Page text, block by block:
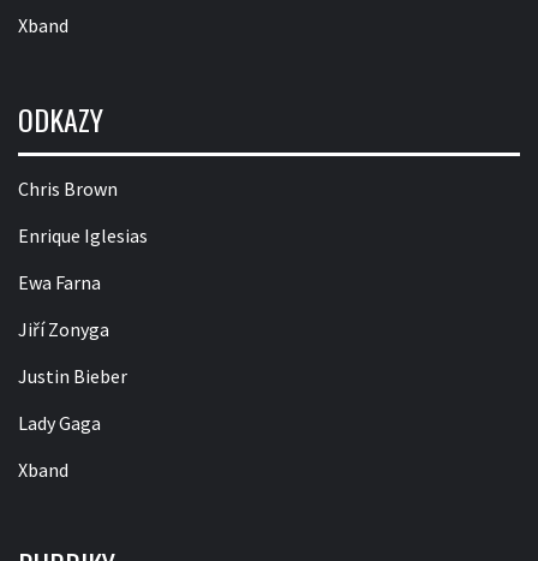
Xband
ODKAZY
Chris Brown
Enrique Iglesias
Ewa Farna
Jiří Zonyga
Justin Bieber
Lady Gaga
Xband